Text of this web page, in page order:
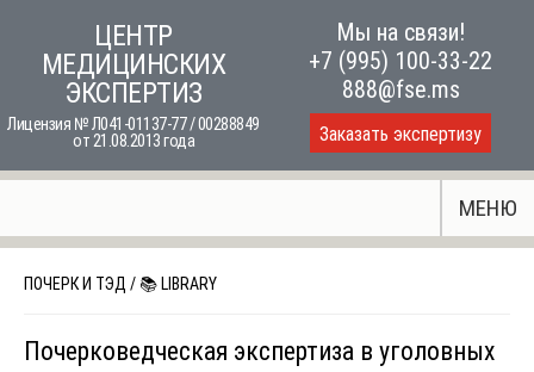
content
ЦЕНТР
МЕДИЦИНСКИХ
ЭКСПЕРТИЗ
Лицензия № Л041-01137-77 / 00288849
от 21.08.2013 года
Мы на связи!
+7 (995) 100-33-22
888@fse.ms
Заказать экспертизу
МЕНЮ
ПОЧЕРК И ТЭД / 📚 LIBRARY
Почерковедческая экспертиза в уголовных